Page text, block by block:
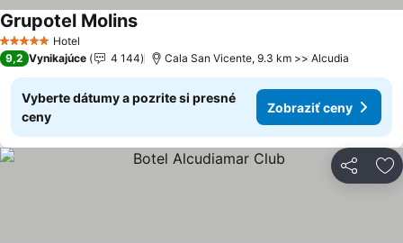
5 Počet hviezdičiek
Hotel
Grupotel MolinsZobraziť ceny
9,2 Vynikajúce 4 144 Cala San Vicente, 9.3 km >> Alcudia
Vyberte dátumy a pozrite si presné
ceny
Zobraziť ceny
Zdieľať